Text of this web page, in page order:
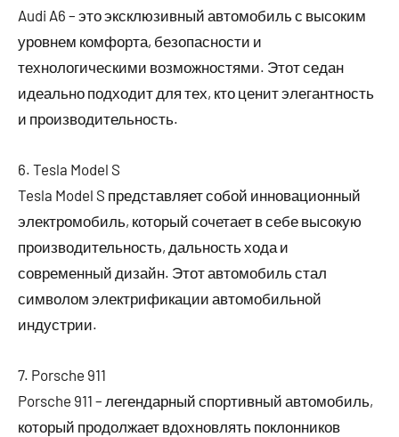
Audi A6 – это эксклюзивный автомобиль с высоким
уровнем комфорта, безопасности и
технологическими возможностями. Этот седан
идеально подходит для тех, кто ценит элегантность
и производительность.
6. Tesla Model S
Tesla Model S представляет собой инновационный
электромобиль, который сочетает в себе высокую
производительность, дальность хода и
современный дизайн. Этот автомобиль стал
символом электрификации автомобильной
индустрии.
7. Porsche 911
Porsche 911 – легендарный спортивный автомобиль,
который продолжает вдохновлять поклонников